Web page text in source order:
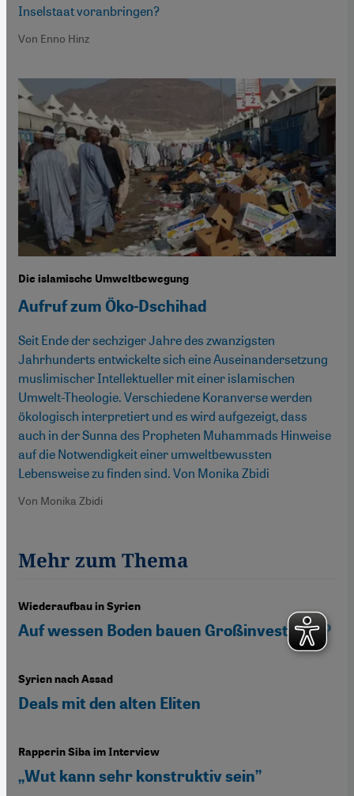
Inselstaat voranbringen?
Von Enno Hinz
Die islamische Umweltbewegung
Aufruf zum Öko-Dschihad
Seit Ende der sechziger Jahre des zwanzigsten
Jahrhunderts entwickelte sich eine Auseinandersetzung
muslimischer Intellektueller mit einer islamischen
Umwelt-Theologie. Verschiedene Koranverse werden
ökologisch interpretiert und es wird aufgezeigt, dass
auch in der Sunna des Propheten Muhammads Hinweise
auf die Notwendigkeit einer umweltbewussten
Lebensweise zu finden sind. Von Monika Zbidi
Von Monika Zbidi
Mehr zum Thema
Wiederaufbau in Syrien
Auf wessen Boden bauen Großinvestoren?
Syrien nach Assad
Deals mit den alten Eliten
Rapperin Siba im Interview
„Wut kann sehr konstruktiv sein”